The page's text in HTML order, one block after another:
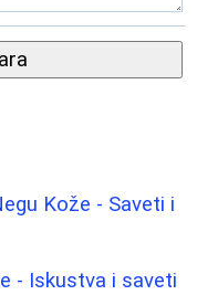
Kože - Saveti i
- Iskustva i saveti